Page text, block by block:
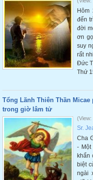
Hôm
đến
đời
ơn
suy
rất
Đức
Thứ
Tổng Lãnh Thiên Thần
trong giờ lâm tử
(View:
Sr.
Cha
- Một
khẩn
biệt
ngài